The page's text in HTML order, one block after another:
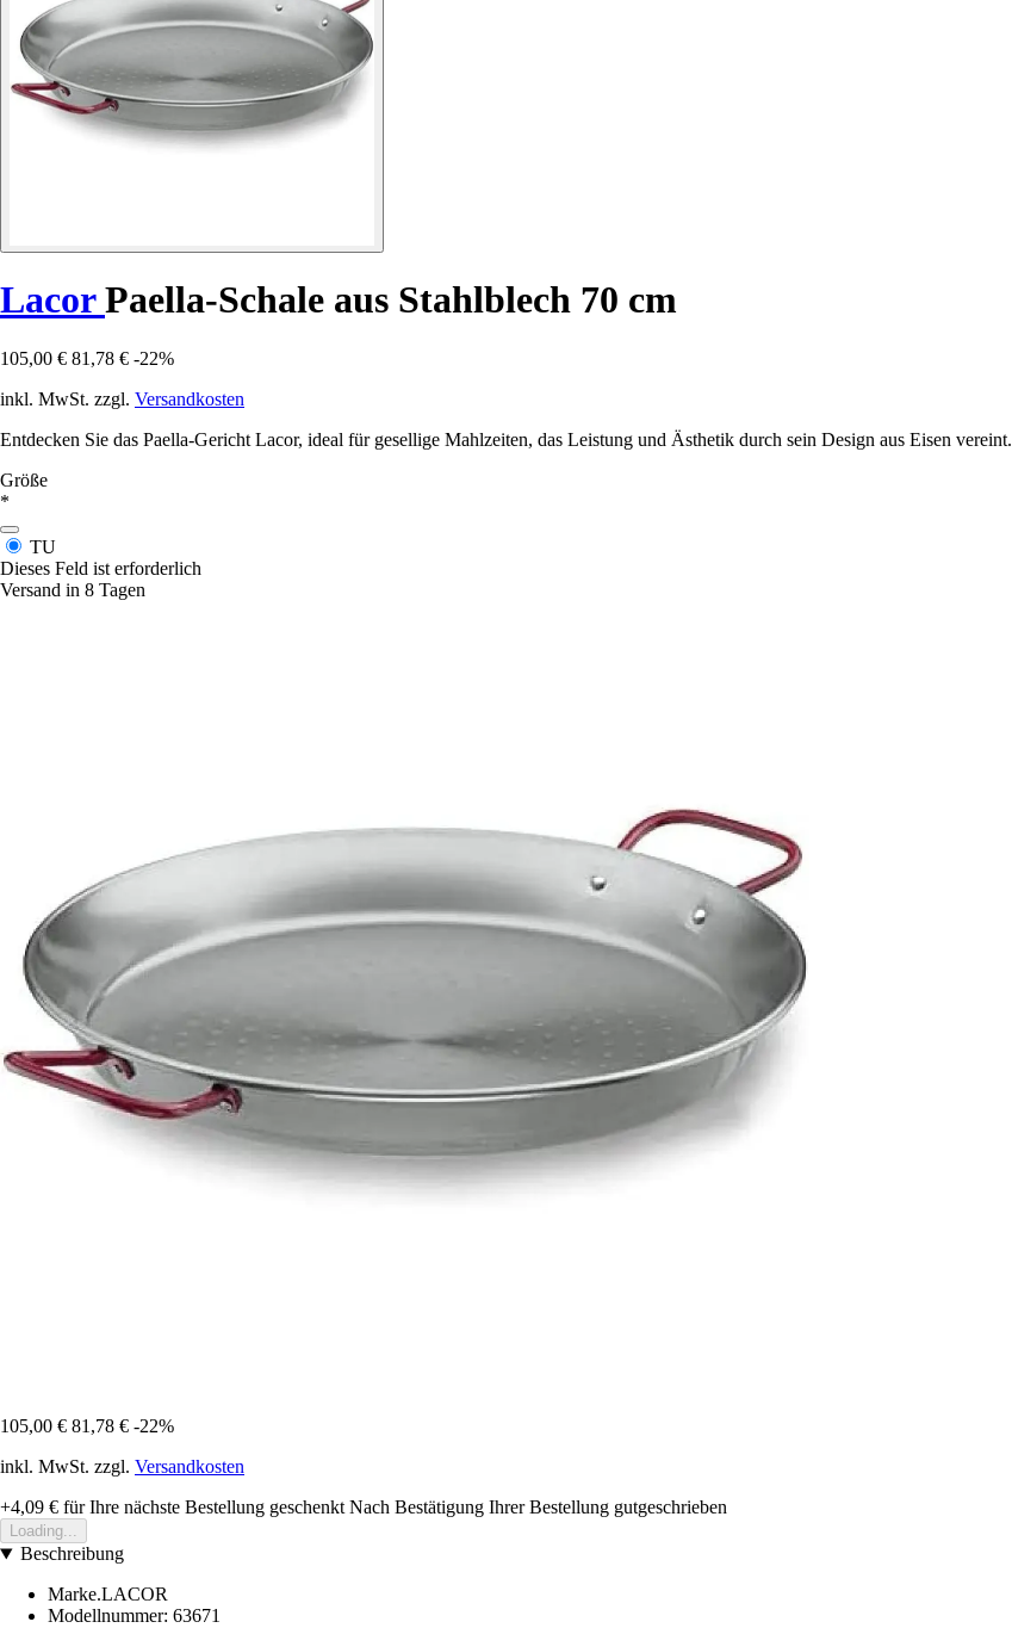
LacorPaella-Schale aus Stahlblech 70 cm
105,00 € 81,78 € -22%
inkl. MwSt. zzgl. Versandkosten
Entdecken Sie das Paella-Gericht Lacor, ideal für gesellige Mahlzeiten, das Leistung und Ästhetik durch sein Design aus Eisen vereint.
Größe
*
TU
Dieses Feld ist erforderlich
Versand in 8 Tagen
105,00 € 81,78 € -22%
inkl. MwSt. zzgl. Versandkosten
+4,09 € für Ihre nächste Bestellung geschenkt Nach Bestätigung Ihrer Bestellung gutgeschrieben
Loading...
Beschreibung
Marke.LACOR
Modellnummer: 63671